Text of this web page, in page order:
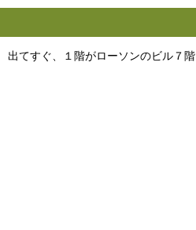
てすぐ、１階がローソンのビル７階